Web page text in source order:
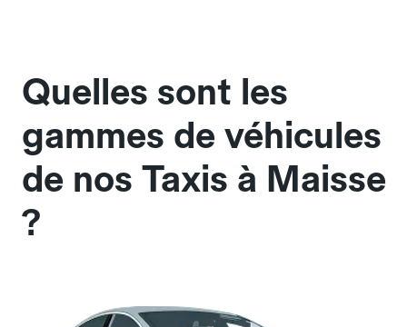
Quelles sont les
gammes de véhicules
de nos Taxis à Maisse
?